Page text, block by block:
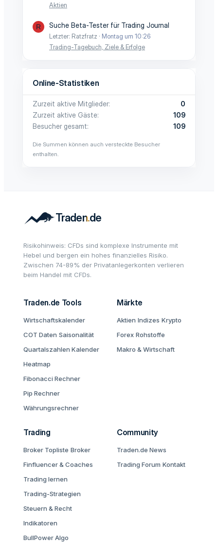
Aktien
R Suche Beta-Tester für Trading Journal
Letzter: Ratzfratz
Montag um 10:26
Trading-Tagebuch, Ziele & Erfolge
Online-Statistiken
Zurzeit aktive Mitglieder
0
Zurzeit aktive Gäste
109
Besucher gesamt
109
Die Summen können auch versteckte Besucher
enthalten.
Risikohinweis: CFDs sind komplexe Instrumente mit
Hebel und bergen ein hohes finanzielles Risiko.
Zwischen 74-89% der Privatanlegerkonten verlieren
beim Handel mit CFDs.
Traden.de Tools
Wirtschaftskalender
COT Daten Saisonalität
Quartalszahlen Kalender
Heatmap
Fibonacci Rechner
Pip Rechner
Währungsrechner
Märkte
Aktien Indizes Krypto
Forex Rohstoffe
Makro & Wirtschaft
Trading
Broker Topliste Broker
Finfluencer & Coaches
Trading lernen
Trading-Strategien
Steuern & Recht
Indikatoren
BullPower Algo
Community
Traden.de News
Trading Forum Kontakt